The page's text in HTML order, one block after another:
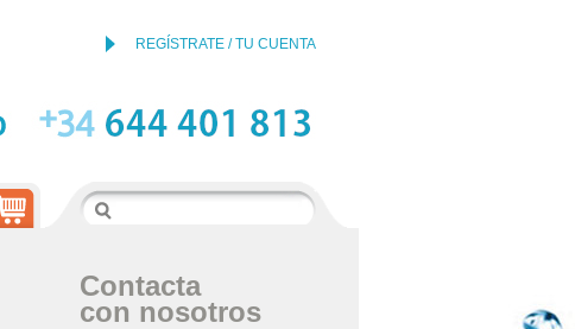
REGÍSTRATE / TU CUENTA
Contacta
con nosotros